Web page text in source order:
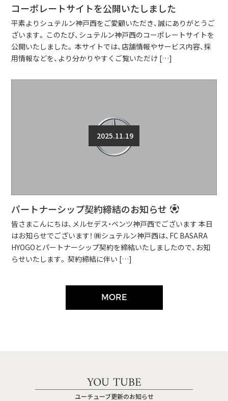
コーポレートサイトを公開いたしました
平素よりシュテルン神戸西をご愛顧いただき、誠にありがとうご
ざいます。 このたび、シュテルン神戸西のコーポレートサイトを
公開いたしました。 本サイトでは、店舗情報やサービス内容、採
用情報などを、より分かりやすくご覧いただけ […]
2025.11.19
パートナーシップ契約締結のお知らせ
皆さまこんにちは、メルセデス・ベンツ神戸西でございます 本日
はお知らせでございます！ ㈱シュテルン神戸西は、FC BASARA
HYOGOとパートナーシップ契約を締結いたしましたので、お知
らせいたします。 契約締結に伴い […]
MORE
YOU TUBE
ユーチューブ更新のお知らせ